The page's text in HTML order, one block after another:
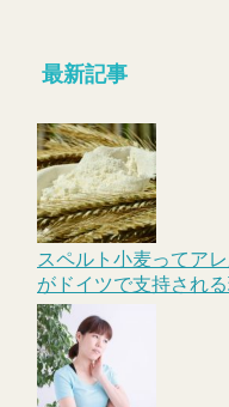
最新記事
スペルト小麦ってア
がドイツで支持される